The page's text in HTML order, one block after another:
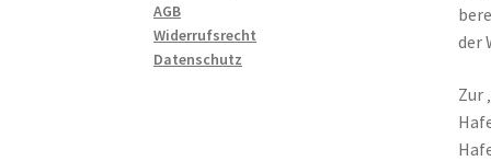
der
Zur
AGB
Widerrufsrecht
Datenschutz